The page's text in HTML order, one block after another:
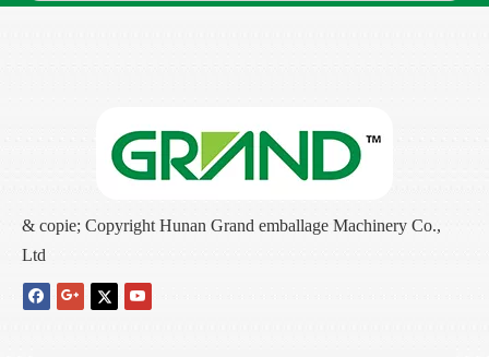
& copie; Copyright Hunan Grand emballage Machinery Co.,
Ltd